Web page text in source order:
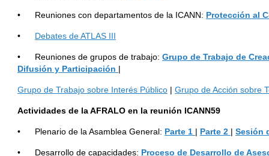
• Reuniones con departamentos de la ICANN: Protección al
• Debates de ATLAS III
• Reuniones de grupos de trabajo: Grupo de Trabajo de
Difusión y Participación |
Grupo de Trabajo sobre Interés Público | Grupo de Acción sobre
Actividades de la AFRALO en la reunión ICANN59
• Plenario de la Asamblea General: Parte 1 | Parte 2 | Sesión
• Desarrollo de capacidades: Proceso de Desarrollo de